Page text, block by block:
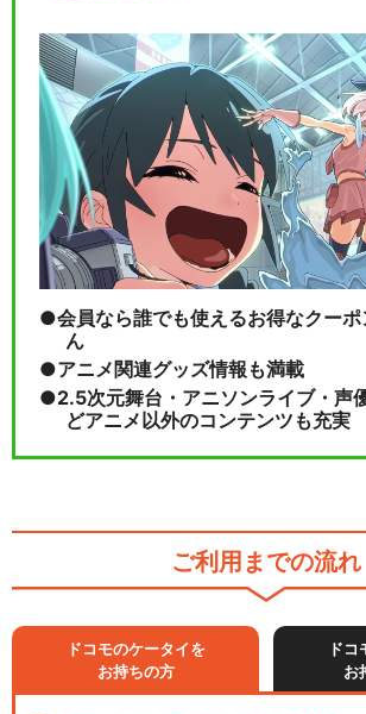
わんだふる
キミとアイ
会員なら誰でも使えるお得なクーポ
ん
アニメ関連グッズ情報も満載
2.5次元舞台・アニソンライブ・声
どアニメ以外のコンテンツも充実
ご利用までの流れ
ドコモのケータイを
お持ちの方
ドコ
お